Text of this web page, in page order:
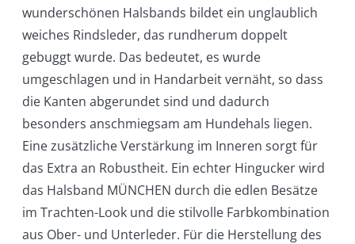
wunderschönen Halsbands bildet ein unglaublich
weiches Rindsleder, das rundherum doppelt
gebuggt wurde. Das bedeutet, es wurde
umgeschlagen und in Handarbeit vernäht, so dass
die Kanten abgerundet sind und dadurch
besonders anschmiegsam am Hundehals liegen.
Eine zusätzliche Verstärkung im Inneren sorgt für
das Extra an Robustheit. Ein echter Hingucker wird
das Halsband MÜNCHEN durch die edlen Besätze
im Trachten-Look und die stilvolle Farbkombination
aus Ober- und Unterleder. Für die Herstellung des